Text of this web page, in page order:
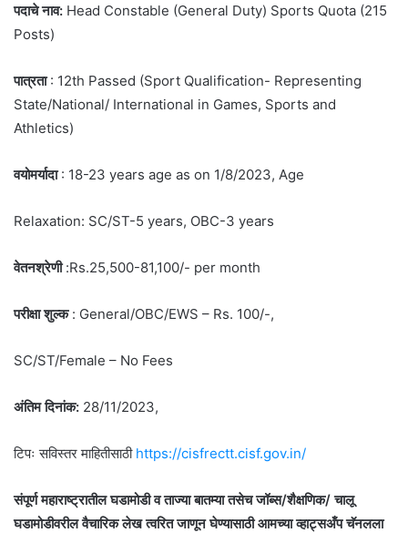
पदाचे नाव: Head Constable (General Duty) Sports Quota (215
Posts)
पात्रता: 12th Passed (Sport Qualification- Representing
State/National/ International in Games, Sports and
Athletics)
वयोमर्यादा: 18-23 years age as on 1/8/2023, Age
Relaxation: SC/ST-5 years, OBC-3 years
वेतनश्रेणी:Rs.25,500-81,100/- per month
परीक्षा शुल्क: General/OBC/EWS – Rs. 100/-,
SC/ST/Female – No Fees
अंतिम दिनांक: 28/11/2023,
टिपः सविस्तर माहितीसाठी https://cisfrectt.cisf.gov.in/
संपूर्ण महाराष्ट्रातील घडामोडी व ताज्या बातम्या तसेच जॉब्स/शैक्षणिक/ चालू
घडामोडीवरील वैचारिक लेख त्वरित जाणून घेण्यासाठी आमच्या व्हाट्सअँप चॅनलला